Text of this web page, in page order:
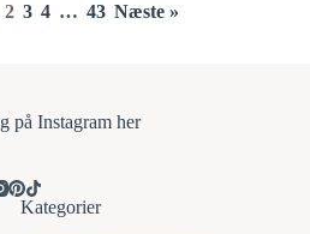
2 3 4 … 43 Næste »
g på Instagram her
Kategorier